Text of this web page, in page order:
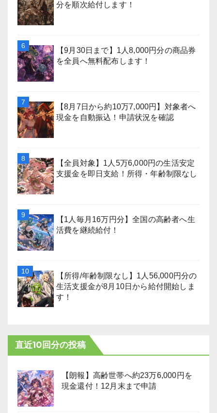
分を順次給付します！
【9月30日まで】1人8,000円分の商品券
を全員へ無料配布します！
【8月7日から約10万7,000円】対象者へ
現金を自動振込！申請状況を確認
【全員対象】1人5万6,000円の生活安定
支援金を即日支給！所得・年齢制限なし
【1人毎月16万円分】全国の高齢者へ生
活費を継続給付！
【所得/年齢制限なし】1人56,000円分の
生活支援金が8月10日から給付開始しま
す！
直近10回分の投稿
【朗報】高齢世帯へ約23万6,000円を
現金還付！12月末まで申請